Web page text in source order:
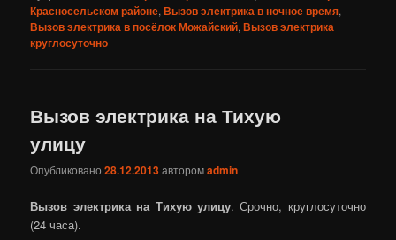
Красносельском районе,Вызов электрика в ночное время,
Вызов электрика в посёлок Можайский,Вызов электрика
круглосуточно
Вызов электрика на Тихую
улицу
Опубликовано28.12.2013авторомadmin
Вызов электрика на Тихую улицу. Срочно, круглосуточно
(24 часа).